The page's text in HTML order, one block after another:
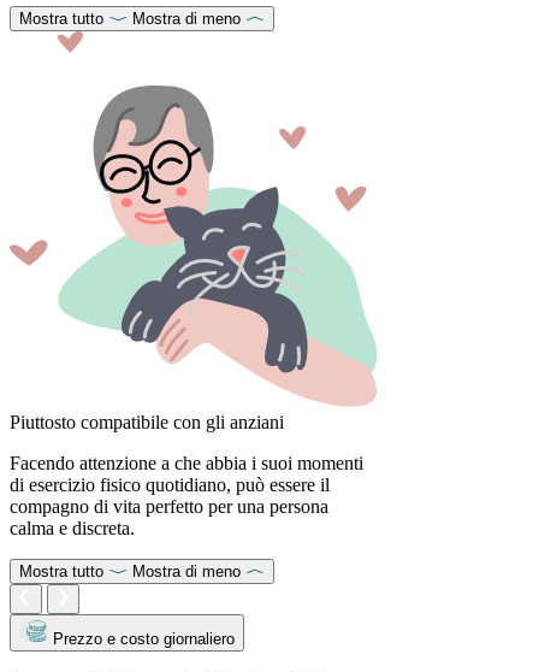
Mostra tutto Mostra di meno
Piuttosto compatibile con gli anziani
Facendo attenzione a che abbia i suoi momenti
di esercizio fisico quotidiano, può essere il
compagno di vita perfetto per una persona
calma e discreta.
Mostra tutto Mostra di meno
Prezzo e costo giornaliero